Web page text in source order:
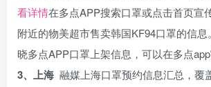
看详情在多点APP搜索口罩或点击首页宣
附近的物美超市售卖韩国KF94口罩的信
晓多点APP口罩上架信息，可以在多点
3、上海 融媒上海口罩预约信息汇总，覆